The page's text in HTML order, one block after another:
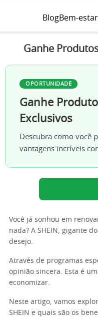
BlogBem-
Ganhe
OPORTUNIDADE
Ganhe
Exclusivos
Descubra como você
vantagens incríveis
Você já sonhou em
nada? A SHEIN, gigante
desejo.
Através de programas
opinião sincera. Esta é
economizar.
Neste artigo, vamos
SHEIN e quais são os